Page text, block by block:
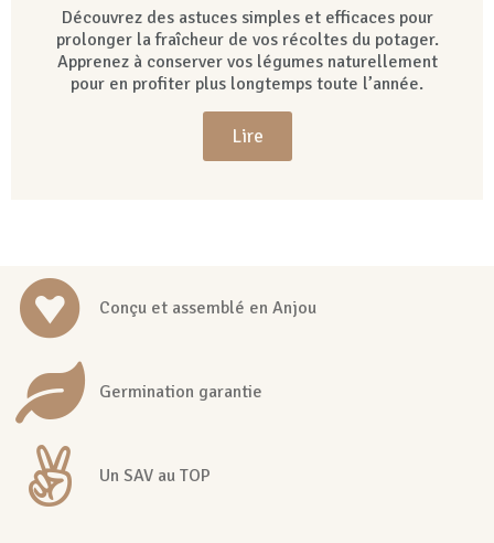
Découvrez des astuces simples et efficaces pour
prolonger la fraîcheur de vos récoltes du potager.
Apprenez à conserver vos légumes naturellement
pour en profiter plus longtemps toute l’année.
Lire
Conçu et assemblé en Anjou
Germination garantie
Un SAV au TOP